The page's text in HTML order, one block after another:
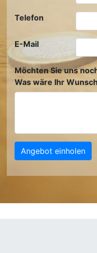
Telefon
E-Mail
Möchten Sie uns
Was wäre Ihr
Angebot einholen